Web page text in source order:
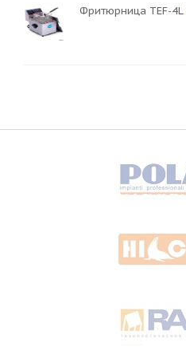
Фритюрница TEF-4L